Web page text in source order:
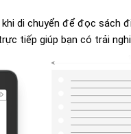
di chuyển để đọc sách
tiếp giúp bạn có trải